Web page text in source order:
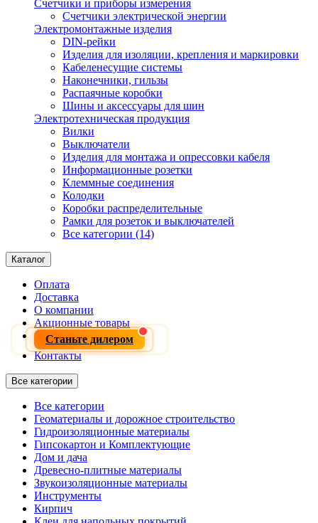
Счетчики и приборы измерения
Счетчики электрической энергии
Электромонтажные изделия
DIN-рейки
Изделия для изоляции, крепления и маркировки
Кабеленесущие системы
Наконечники, гильзы
Распаячные коробки
Шины и аксессуары для шин
Электротехническая продукция
Вилки
Выключатели
Изделия для монтажа и опрессовки кабеля
Информационные розетки
Клеммные соединения
Колодки
Коробки распределительные
Рамки для розеток и выключателей
Все категории (14)
Каталог
Оплата
Доставка
О компании
Акционные товары
Станьте дилером
Контакты
Все категории
Все категории
Геоматериалы и дорожное строительство
Гидроизоляционные материалы
Гипсокартон и Комплектующие
Дом и дача
Древесно-плитные материалы
Звукоизоляционные материалы
Инструменты
Кирпич